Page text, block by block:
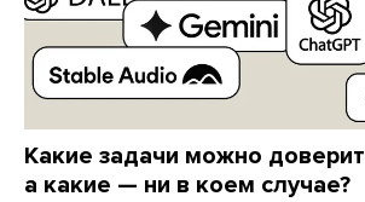
Какие задачи можно
а какие — ни в коем случае?